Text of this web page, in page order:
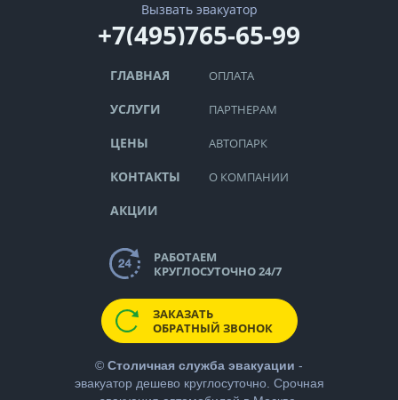
Вызвать эвакуатор
+7(495)765-65-99
ГЛАВНАЯ
УСЛУГИ
ЦЕНЫ
КОНТАКТЫ
АКЦИИ
ОПЛАТА
ПАРТНЕРАМ
АВТОПАРК
О КОМПАНИИ
РАБОТАЕМ
КРУГЛОСУТОЧНО 24/7
ЗАКАЗАТЬ
ОБРАТНЫЙ ЗВОНОК
© Столичная служба эвакуации -
эвакуатор дешевокруглосуточно. Срочная